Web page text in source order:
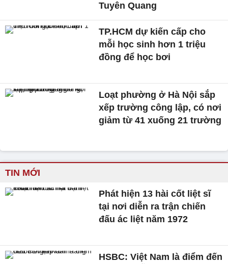
Tuyên Quang
TP.HCM dự kiến cấp cho
mỗi học sinh hơn 1 triệu
đồng để học bơi
Loạt phường ở Hà Nội sắp
xếp trường công lập, có nơi
giảm từ 41 xuống 21 trường
TIN MỚI
Phát hiện 13 hài cốt liệt sĩ
tại nơi diễn ra trận chiến
đấu ác liệt năm 1972
HSBC: Việt Nam là điểm đến